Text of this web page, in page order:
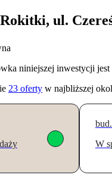
ul.
niniejszej inwestycji jest
23 oferty w najbliższej
W